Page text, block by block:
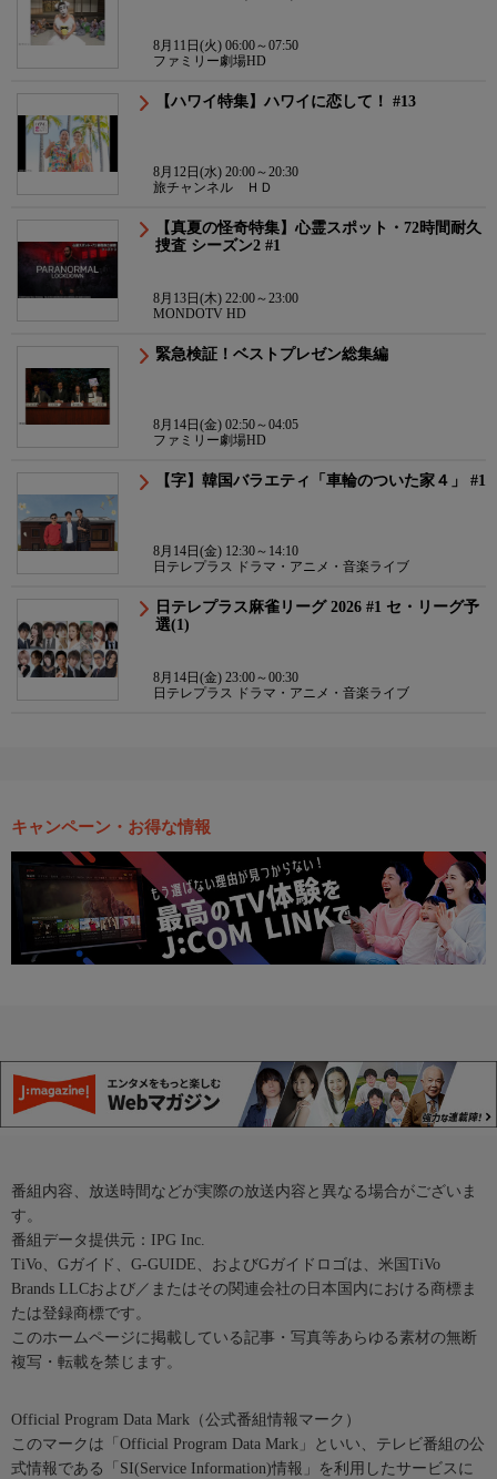
8月11日(火) 06:00～07:50
ファミリー劇場HD
【ハワイ特集】ハワイに恋して！ #13
8月12日(水) 20:00～20:30
旅チャンネル ＨＤ
【真夏の怪奇特集】心霊スポット・72時間耐久
捜査 シーズン2 #1
8月13日(木) 22:00～23:00
MONDOTV HD
緊急検証！ベストプレゼン総集編
8月14日(金) 02:50～04:05
ファミリー劇場HD
【字】韓国バラエティ「車輪のついた家４」 #1
8月14日(金) 12:30～14:10
日テレプラス ドラマ・アニメ・音楽ライブ
日テレプラス麻雀リーグ 2026 #1 セ・リーグ予
選(1)
8月14日(金) 23:00～00:30
日テレプラス ドラマ・アニメ・音楽ライブ
キャンペーン・お得な情報
番組内容、放送時間などが実際の放送内容と異なる場合がございま
す。
番組データ提供元：IPG Inc.
TiVo、Gガイド、G-GUIDE、およびGガイドロゴは、米国TiVo
Brands LLCおよび／またはその関連会社の日本国内における商標ま
たは登録商標です。
このホームページに掲載している記事・写真等あらゆる素材の無断
複写・転載を禁じます。
Official Program Data Mark（公式番組情報マーク）
このマークは「Official Program Data Mark」といい、テレビ番組の公
式情報である「SI(Service Information)情報」を利用したサービスに